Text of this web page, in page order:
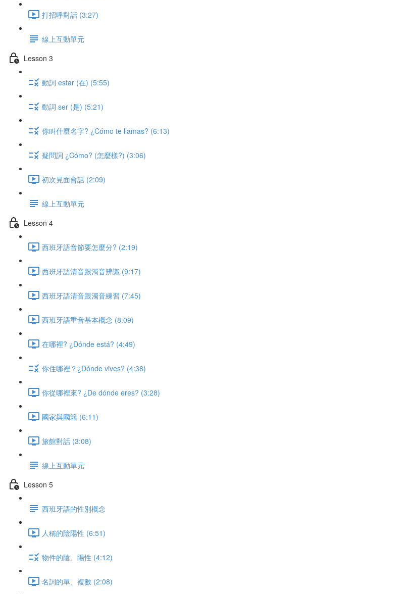
打招呼對話 (3:27)
線上互動單元
Lesson 3
動詞 estar (在) (5:55)
動詞 ser (是) (5:21)
你叫什麼名字? ¿Cómo te llamas? (6:13)
疑問詞 ¿Cómo? (怎麼樣?) (3:06)
初次見面會話 (2:09)
線上互動單元
Lesson 4
西班牙語音節要怎麼分? (2:19)
西班牙語清音跟濁音辨識 (9:17)
西班牙語清音跟濁音練習 (7:45)
西班牙語重音基本概念 (8:09)
在哪裡? ¿Dónde está? (4:49)
你住哪裡？¿Dónde vives? (4:38)
你從哪裡來? ¿De dónde eres? (3:28)
國家與國籍 (6:11)
旅館對話 (3:08)
線上互動單元
Lesson 5
西班牙語的性別概念
人稱的陰陽性 (6:51)
物件的陰、陽性 (4:12)
名詞的單、複數 (2:08)